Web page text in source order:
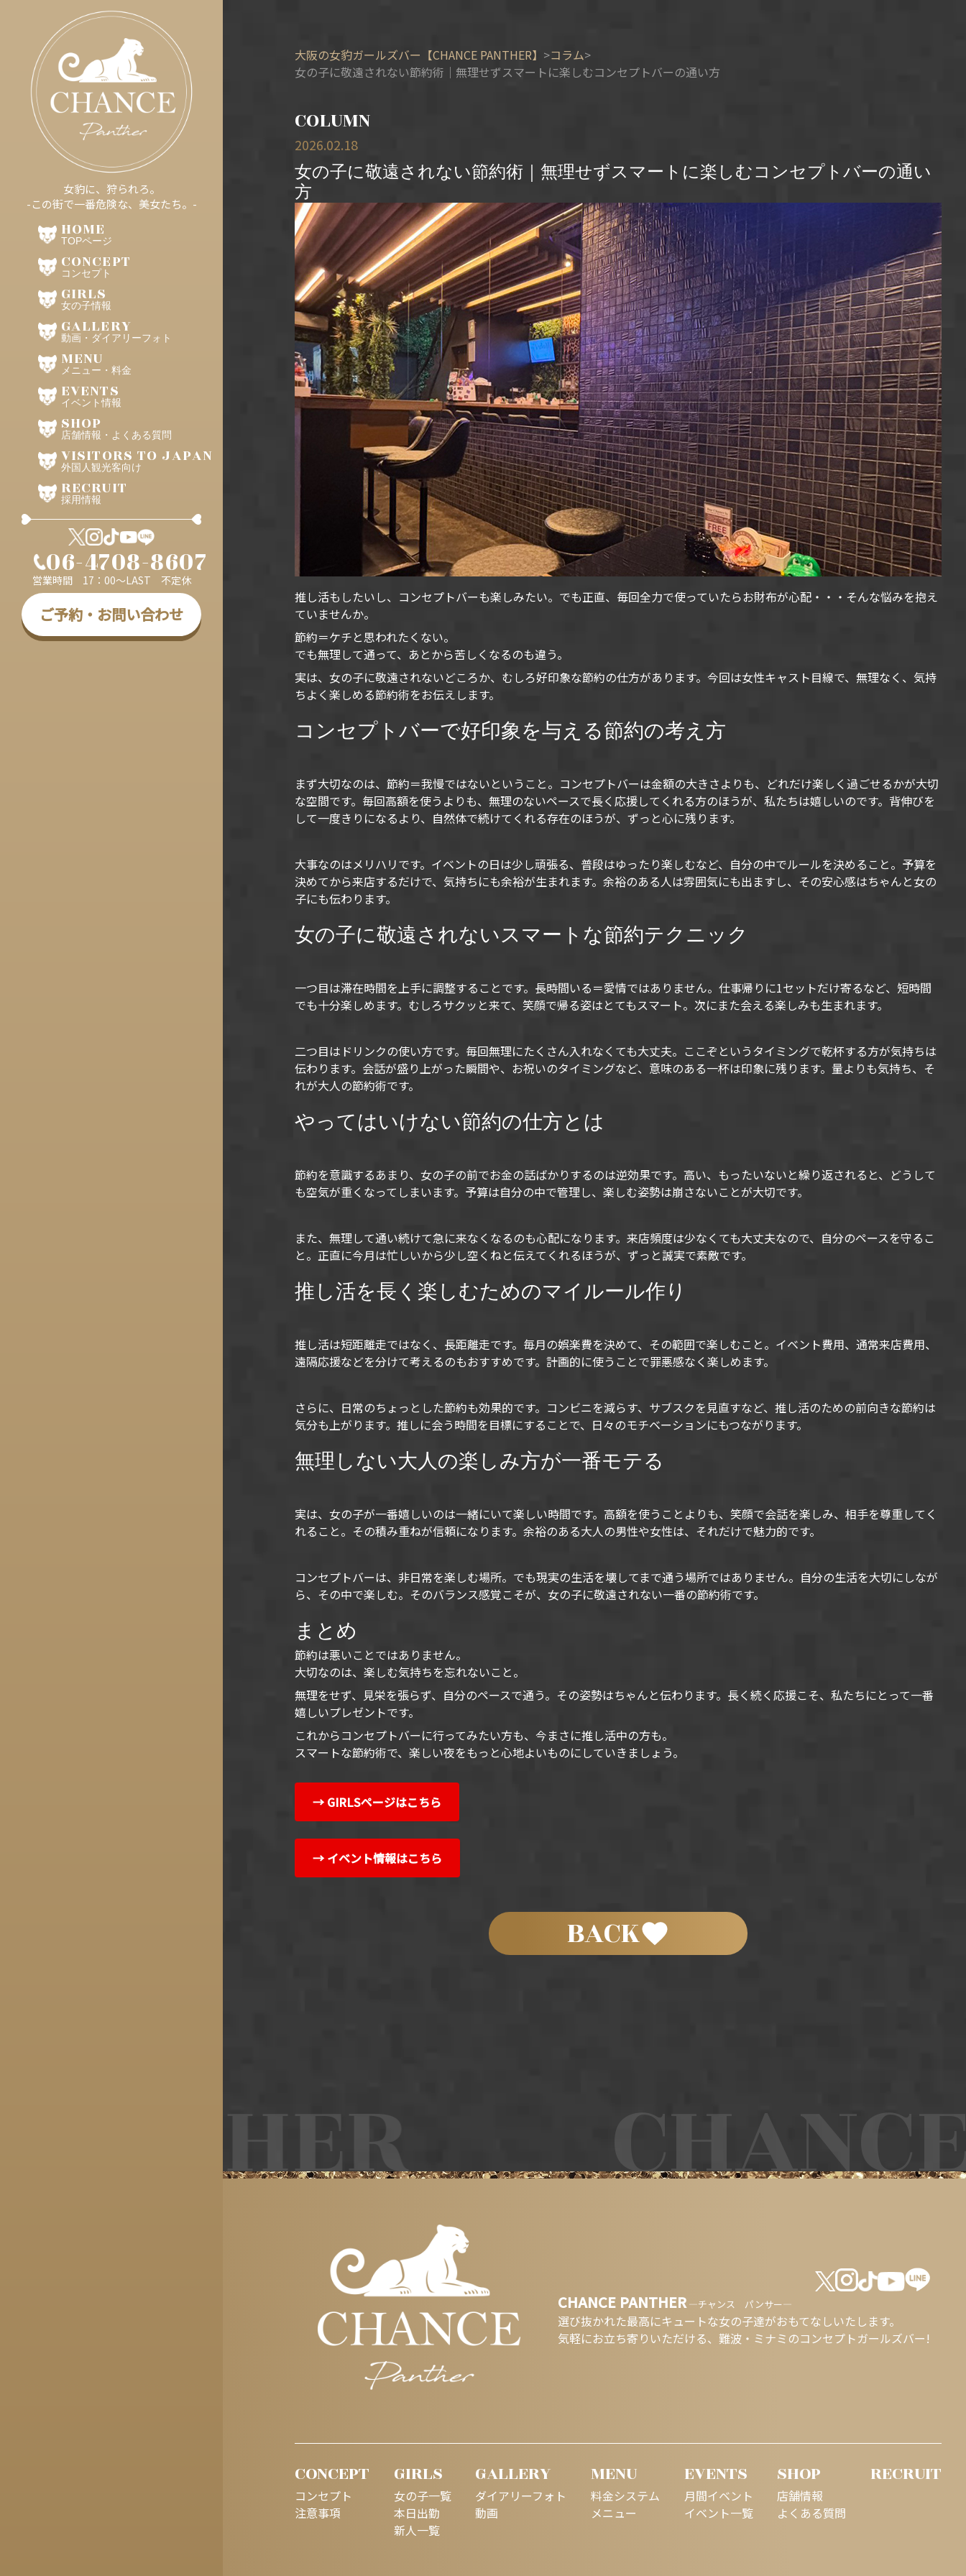
女豹に、狩られろ。
-この街で一番危険な、美女たち。-
HOME
TOPページ
CONCEPT
コンセプト
GIRLS
女の子情報
GALLERY
動画・ダイアリーフォト
MENU
メニュー・料金
EVENTS
イベント情報
SHOP
店舗情報・よくある質問
VISITORS TO JAPAN
外国人観光客向け
RECRUIT
採用情報
06-4708-8607
営業時間 17：00～LAST 不定休
ご予約・お問い合わせ
大阪の女豹ガールズバー【CHANCE PANTHER】
コラム
女の子に敬遠されない節約術｜無理せずスマートに楽しむコンセプトバーの通い方
COLUMN
2026.02.18
女の子に敬遠されない節約術｜無理せずスマートに楽しむコンセプトバーの通い
方
推し活もしたいし、コンセプトバーも楽しみたい。でも正直、毎回全力で使っていたらお財布が心配・・・そんな悩みを抱え
ていませんか。
節約＝ケチと思われたくない。
でも無理して通って、あとから苦しくなるのも違う。
実は、女の子に敬遠されないどころか、むしろ好印象な節約の仕方があります。今回は女性キャスト目線で、無理なく、気持
ちよく楽しめる節約術をお伝えします。
コンセプトバーで好印象を与える節約の考え方
まず大切なのは、節約＝我慢ではないということ。コンセプトバーは金額の大きさよりも、どれだけ楽しく過ごせるかが大切
な空間です。毎回高額を使うよりも、無理のないペースで長く応援してくれる方のほうが、私たちは嬉しいのです。背伸びを
して一度きりになるより、自然体で続けてくれる存在のほうが、ずっと心に残ります。
大事なのはメリハリです。イベントの日は少し頑張る、普段はゆったり楽しむなど、自分の中でルールを決めること。予算を
決めてから来店するだけで、気持ちにも余裕が生まれます。余裕のある人は雰囲気にも出ますし、その安心感はちゃんと女の
子にも伝わります。
女の子に敬遠されないスマートな節約テクニック
一つ目は滞在時間を上手に調整することです。長時間いる＝愛情ではありません。仕事帰りに1セットだけ寄るなど、短時間
でも十分楽しめます。むしろサクッと来て、笑顔で帰る姿はとてもスマート。次にまた会える楽しみも生まれます。
二つ目はドリンクの使い方です。毎回無理にたくさん入れなくても大丈夫。ここぞというタイミングで乾杯する方が気持ちは
伝わります。会話が盛り上がった瞬間や、お祝いのタイミングなど、意味のある一杯は印象に残ります。量よりも気持ち、そ
れが大人の節約術です。
やってはいけない節約の仕方とは
節約を意識するあまり、女の子の前でお金の話ばかりするのは逆効果です。高い、もったいないと繰り返されると、どうして
も空気が重くなってしまいます。予算は自分の中で管理し、楽しむ姿勢は崩さないことが大切です。
また、無理して通い続けて急に来なくなるのも心配になります。来店頻度は少なくても大丈夫なので、自分のペースを守るこ
と。正直に今月は忙しいから少し空くねと伝えてくれるほうが、ずっと誠実で素敵です。
推し活を長く楽しむためのマイルール作り
推し活は短距離走ではなく、長距離走です。毎月の娯楽費を決めて、その範囲で楽しむこと。イベント費用、通常来店費用、
遠隔応援などを分けて考えるのもおすすめです。計画的に使うことで罪悪感なく楽しめます。
さらに、日常のちょっとした節約も効果的です。コンビニを減らす、サブスクを見直すなど、推し活のための前向きな節約は
気分も上がります。推しに会う時間を目標にすることで、日々のモチベーションにもつながります。
無理しない大人の楽しみ方が一番モテる
実は、女の子が一番嬉しいのは一緒にいて楽しい時間です。高額を使うことよりも、笑顔で会話を楽しみ、相手を尊重してく
れること。その積み重ねが信頼になります。余裕のある大人の男性や女性は、それだけで魅力的です。
コンセプトバーは、非日常を楽しむ場所。でも現実の生活を壊してまで通う場所ではありません。自分の生活を大切にしなが
ら、その中で楽しむ。そのバランス感覚こそが、女の子に敬遠されない一番の節約術です。
まとめ
節約は悪いことではありません。
大切なのは、楽しむ気持ちを忘れないこと。
無理をせず、見栄を張らず、自分のペースで通う。その姿勢はちゃんと伝わります。長く続く応援こそ、私たちにとって一番
嬉しいプレゼントです。
これからコンセプトバーに行ってみたい方も、今まさに推し活中の方も。
スマートな節約術で、楽しい夜をもっと心地よいものにしていきましょう。
→ GIRLSページはこちら
→ イベント情報はこちら
BACK
CHANCE
CHANCE PANTHER―チャンス パンサー―
選び抜かれた最高にキュートな女の子達がおもてなしいたします。
気軽にお立ち寄りいただける、 難波・ミナミのコンセプトガールズバー!
CONCEPT
コンセプト
注意事項
GIRLS
女の子一覧
本日出勤
新人一覧
GALLERY
ダイアリーフォト
動画
MENU
料金システム
メニュー
EVENTS
月間イベント
イベント一覧
SHOP
店舗情報
よくある質問
RECRUIT